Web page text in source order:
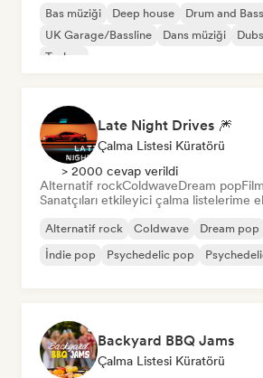
Bas müziği Deep house
Drum and Bass
UK Garage/Bassline
Dans müziği
Techno
Late Night Drives 🎆
Çalma Listesi Küratörü
> 2000 cevap verildi
Alternatif rockColdwaveDream pop
Sanatçıları etkileyici çalma listelerime
Alternatif rock Coldwave Dream pop
İndie pop
Psychedelic pop
Backyard BBQ Jams
Çalma Listesi Küratörü